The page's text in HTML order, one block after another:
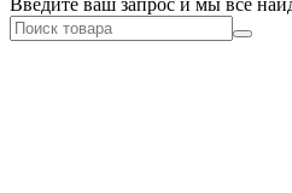
Введите ваш запрос и мы все